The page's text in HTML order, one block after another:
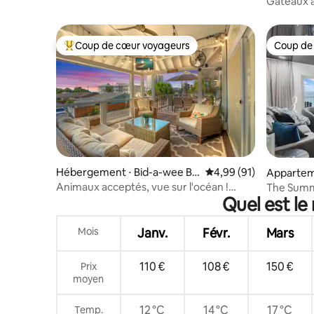
Coups de cœur voyageurs les plus appréciés
Coup de cœur voyageurs
Hébergement ⋅ Bid-a-wee Be
ach
Évaluation moyenne
4,99 (91)
Animaux acceptés, vue sur l'océan !
Plage privée et NOUVELLE PISCINE !
Coup
Coup
Panama
The
dans un
Quel est
Mois Janv. Févr. Mars
Prix
moyen
110 € 108 € 150 €
Temp. 12 °C 14 °C 17 °C